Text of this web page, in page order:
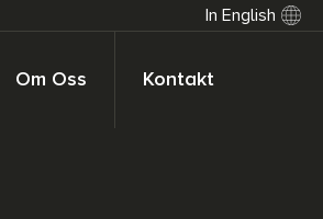
In English
Om Oss Kontakt